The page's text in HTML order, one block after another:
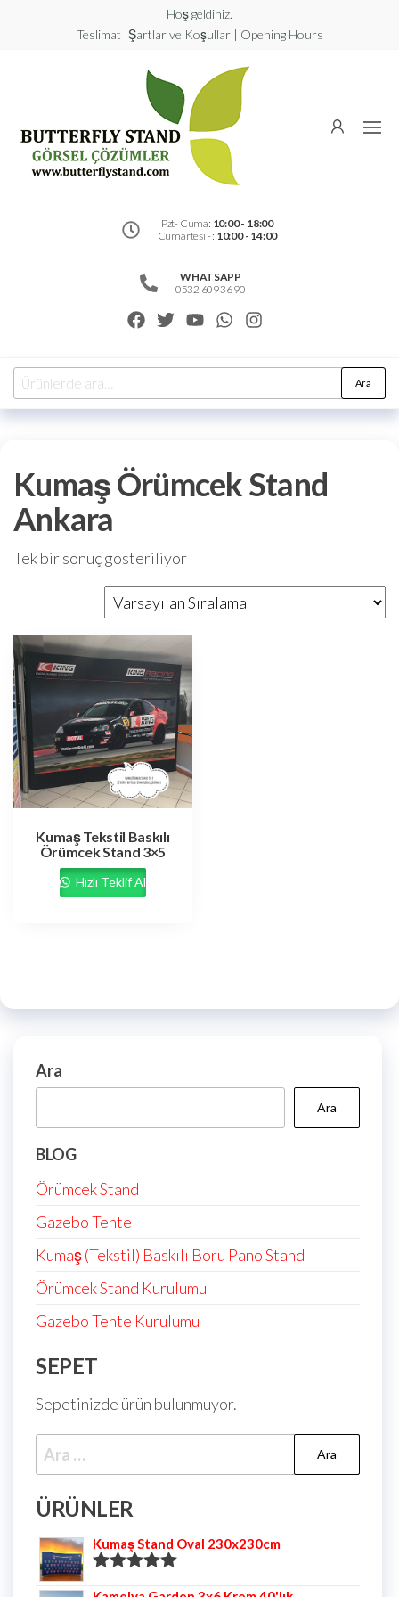
Hoş geldiniz.
Teslimat |Şartlar ve Koşullar | Opening Hours
Görsel
Pzt- Cuma: 10:00 - 18:00
Cumartesi - : 10:00 - 14:00
WHATSAPP
0532 609 36 90
Ara
Kumaş Örümcek Stand
Ankara
Tek bir sonuç gösteriliyor
Kumaş Tekstil Baskılı
Örümcek Stand 3×5
Hızlı Teklif Al
Ara
Ara
BLOG
Örümcek Stand
Gazebo Tente
Kumaş (Tekstil) Baskılı Boru Pano Stand
Örümcek Stand Kurulumu
Gazebo Tente Kurulumu
SEPET
Sepetinizde ürün bulunmuyor.
ÜRÜNLER
Kumaş Stand Oval 230x230cm